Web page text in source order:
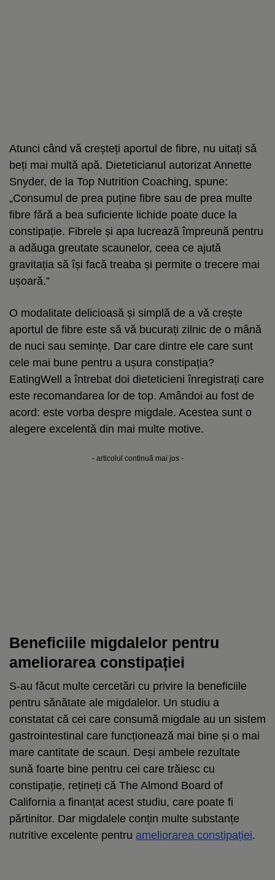
Atunci când vă creșteți aportul de fibre, nu uitați să
beți mai multă apă. Dieteticianul autorizat Annette
Snyder, de la Top Nutrition Coaching, spune:
„Consumul de prea puține fibre sau de prea multe
fibre fără a bea suficiente lichide poate duce la
constipație. Fibrele și apa lucrează împreună pentru
a adăuga greutate scaunelor, ceea ce ajută
gravitația să își facă treaba și permite o trecere mai
ușoară.”
O modalitate delicioasă și simplă de a vă crește
aportul de fibre este să vă bucurați zilnic de o mână
de nuci sau semințe. Dar care dintre ele care sunt
cele mai bune pentru a ușura constipația?
EatingWell a întrebat doi dieteticieni înregistrați care
este recomandarea lor de top. Amândoi au fost de
acord: este vorba despre migdale. Acestea sunt o
alegere excelentă din mai multe motive.
- articolul continuă mai jos -
Beneficiile migdalelor pentru
ameliorarea constipației
S-au făcut multe cercetări cu privire la beneficiile
pentru sănătate ale migdalelor. Un studiu a
constatat că cei care consumă migdale au un sistem
gastrointestinal care funcționează mai bine și o mai
mare cantitate de scaun. Deși ambele rezultate
sună foarte bine pentru cei care trăiesc cu
constipație, rețineți că The Almond Board of
California a finanțat acest studiu, care poate fi
părtinitor. Dar migdalele conțin multe substanțe
nutritive excelente pentru ameliorarea constipației.